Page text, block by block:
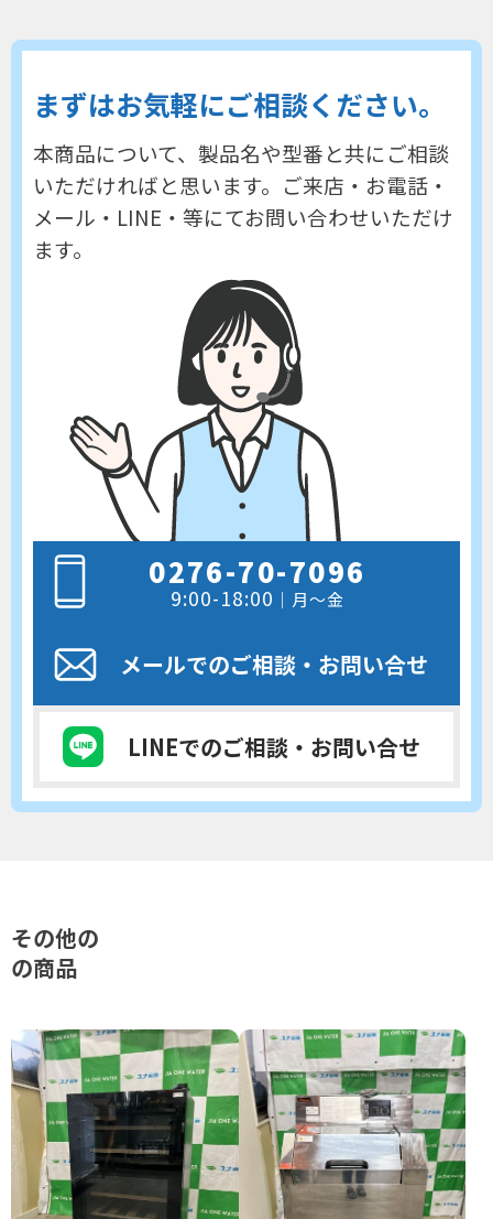
まずはお気軽にご相談ください。
本商品について、製品名や型番と共にご相談
いただければと思います。 ご来店・お電話・
メール・LINE・等にてお問い合わせいただけ
ます。
0276-70-7096
9:00-18:00 ｜月～金
メールでのご相談 ・お問い合せ
LINEでのご相談 ・お問い合せ
その他の
の商品